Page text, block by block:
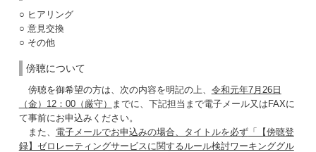
○ ヒアリング
○ 意見交換
○ その他
傍聴について
傍聴を御希望の方は、次の内容を明記の上、 令和元年7月26日
（金）12：00（厳守）
までに、下記担当まで電子メール又はFAXに
て事前にお申込みください。
また、 電子メールでお申込みの場合、タイトルを必ず「【傍聴登
録】ゼロレーティングサービスに関するルール検討ワーキンググル